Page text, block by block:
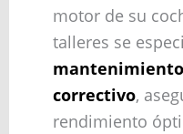
motor de su
talleres se
correctivo,
rendimiento